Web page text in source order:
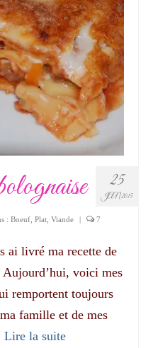
25
JAN 2015
: Boeuf Plat Viande | 7
ai livré ma recette de
Aujourd’hui, voici mes
remportent toujours
famille et de mes
Lire la suite­­